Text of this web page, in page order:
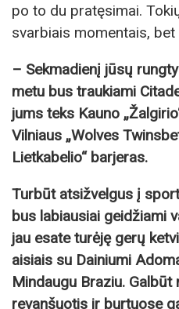
po to du pratęsimai.
svarbiais momentais, bet
– Sekmadienį jūsų
metu bus traukiami
jums teks Kauno
Vilniaus „Wolves
Lietkabelio“ barjeras.
Turbūt atsižvelgus į
bus labiausiai geidžiami
jau esate turėję gerų
aisiais su Dainiumi
Mindaugu Braziu. Galbūt
revanšuotis ir burtuose